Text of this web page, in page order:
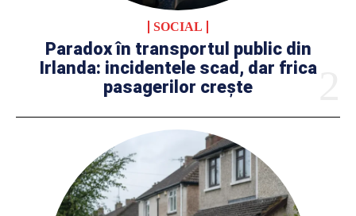
SOCIAL
Paradox în transportul public din
Irlanda: incidentele scad, dar frica
pasagerilor crește